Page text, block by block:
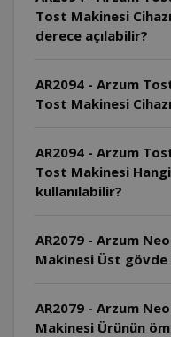
Tost Makinesi
derece açılabilir?
AR2094 - Arzum
Tost Makinesi
AR2094 - Arzum
Tost Makinesi
kullanılabilir?
AR2079 - Arzum
Makinesi Üst gövde
AR2079 - Arzum
Makinesi Ürünün